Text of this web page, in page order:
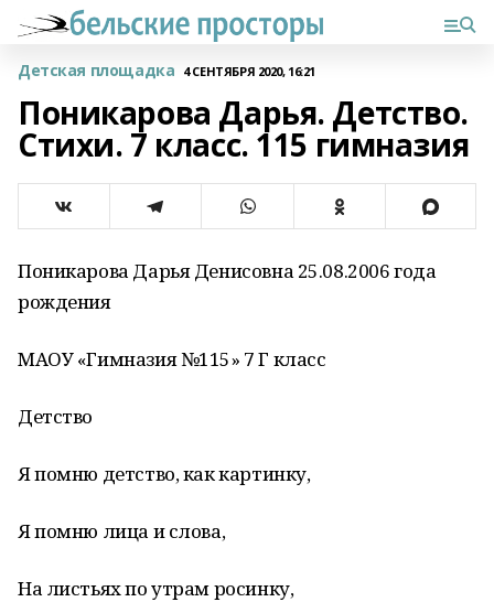
Детская площадка 4 СЕНТЯБРЯ 2020, 16:21
Поникарова Дарья. Детство.
Стихи. 7 класс. 115 гимназия
Поникарова Дарья Денисовна 25.08.2006 года
рождения
МАОУ «Гимназия №115» 7 Г класс
Детство
Я помню детство, как картинку,
Я помню лица и слова,
На листьях по утрам росинку,